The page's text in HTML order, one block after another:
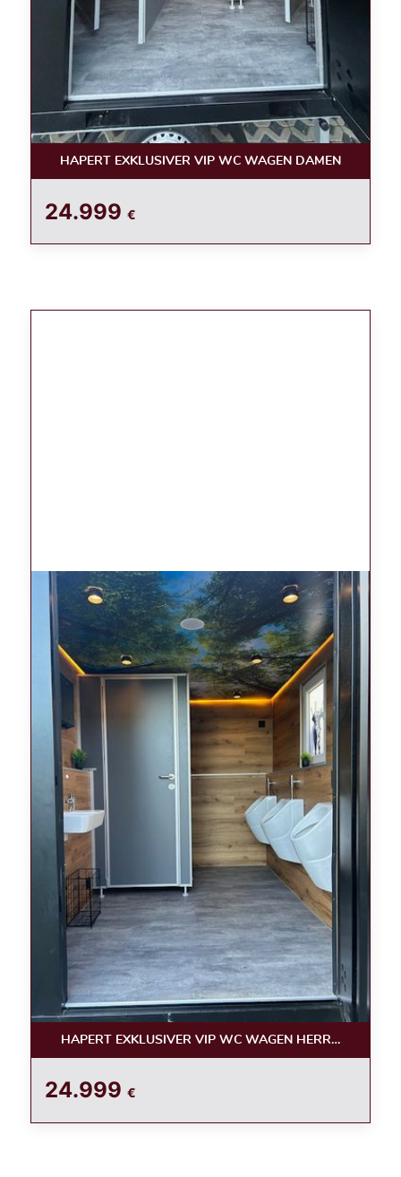
HAPERT EXKLUSIVER VIP WC WAGEN DAMEN
24.999 €
HAPERT EXKLUSIVER VIP WC WAGEN HERREN /LUXUS
24.999 €